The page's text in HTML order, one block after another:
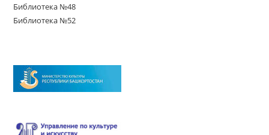
Библиотека №48
Библиотека №52